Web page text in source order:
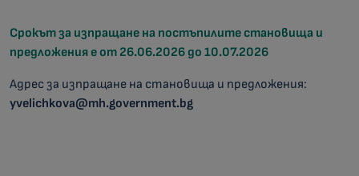
Срокът за изпращане на постъпилите становища и
предложения е от 26.06.2026 до 10.07.2026
Адрес за изпращане на становища и предложения:
yvelichkova@mh.government.bg